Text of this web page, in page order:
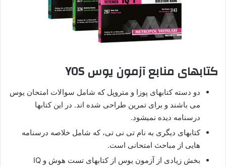
کتابهای منابع آزمون یوس YOS
دو دسته کتابهای پوزا و متروپل که شامل سوالات امتحان یوس
می باشند و برای تمرین طراحی شده اند. در این کتابها
درسنامه دیده نمیشود.
کتابهای دیگری به نام تی نی تی، که شامل خلاصه درسنامه
هایی از مباحث امتحانی است.
بخش زیادی از آزمون یوس از کتابهای تست هوش و IQ